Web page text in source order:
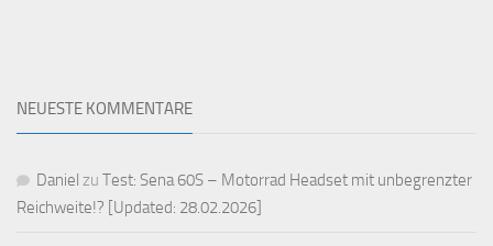
NEUESTE KOMMENTARE
Daniel zu Test: Sena 60S – Motorrad Headset mit unbegrenzter
Reichweite!? [Updated: 28.02.2026]